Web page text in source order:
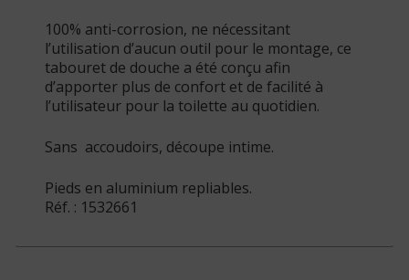
100% anti-corrosion, ne nécessitant
l’utilisation d’aucun outil pour le montage, ce
tabouret de douche a été conçu afin
d’apporter plus de confort et de facilité à
l’utilisateur pour la toilette au quotidien.
Sans accoudoirs, découpe intime.
Pieds en aluminium repliables.
Réf. : 1532661